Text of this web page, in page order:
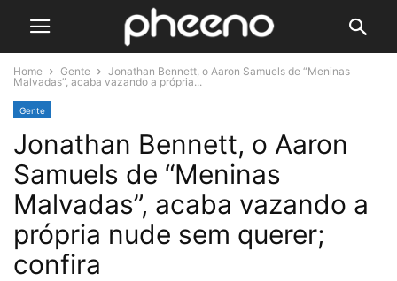
Home Gente
Jonathan Bennett, o Aaron Samuels de “Meninas
Malvadas”, acaba vazando a própria...
Gente
Jonathan Bennett, o Aaron
Samuels de “Meninas
Malvadas”, acaba vazando a
própria nude sem querer;
confira